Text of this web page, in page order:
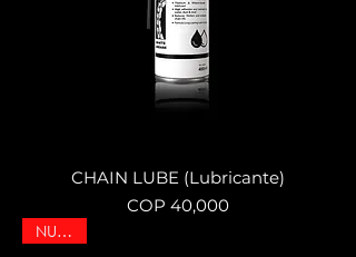
CHAIN LUBE (Lubricante)
Price
COP 40,000
NUEVO